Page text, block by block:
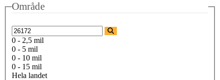
Område
0 - 2,5 mil
0 - 5 mil
0 - 10 mil
0 - 15 mil
Hela landet